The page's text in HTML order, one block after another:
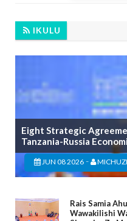
IKULU
Eight Strategic
Tanzania-Russia
JUN 08 2026 -
Rais Samia
Wawakilishi